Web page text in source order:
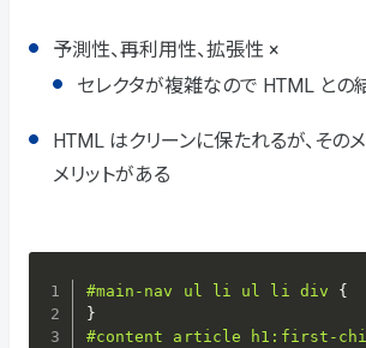
予測性、再利用性、拡張性 ×
セレクタが複雑なので HTML との
HTML はクリーンに保たれるが、その
メリットがある
#main-nav ul li ul li div
{
}
#content article h1:first-